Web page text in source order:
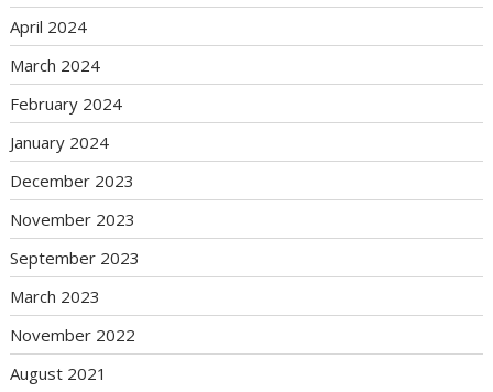
April 2024
March 2024
February 2024
January 2024
December 2023
November 2023
September 2023
March 2023
November 2022
August 2021